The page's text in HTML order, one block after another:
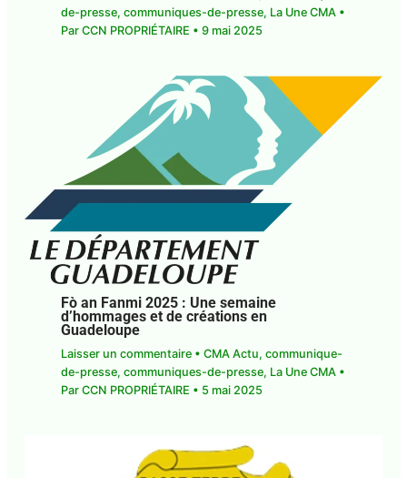
de-presse, communiques-de-presse, La Une CMA •
Par CCN PROPRIÉTAIRE • 9 mai 2025
Fò an Fanmi 2025 : Une semaine
d’hommages et de créations en
Guadeloupe
Laisser un commentaire • CMA Actu, communique-
de-presse, communiques-de-presse, La Une CMA•
Par CCN PROPRIÉTAIRE • 5 mai 2025